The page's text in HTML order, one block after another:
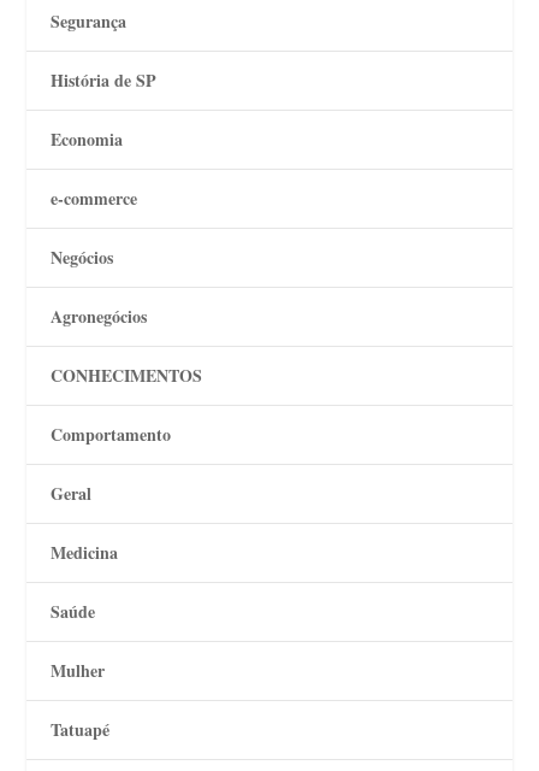
Segurança
História de SP
Economia
e-commerce
Negócios
Agronegócios
CONHECIMENTOS
Comportamento
Geral
Medicina
Saúde
Mulher
Tatuapé